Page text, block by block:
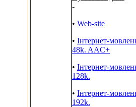
-
• Web-site
• Інтернет-
48k. AAC+
• Інтернет-
128k.
• Інтернет-
192k.